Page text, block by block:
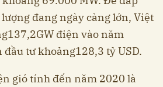
đang ngày càng lớn, Việt
điện vào năm
tư khoảng128,3 tỷ USD.
gió tính đến năm 2020 là